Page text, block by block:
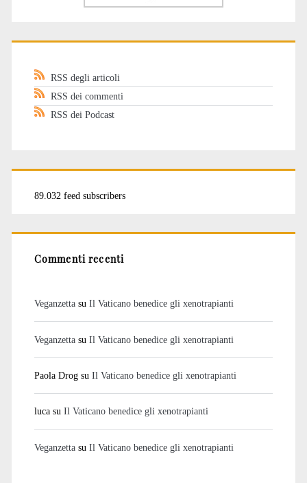
RSS degli articoli
RSS dei commenti
RSS dei Podcast
89.032 feed subscribers
Commenti recenti
Veganzettasu Il Vaticano benedice gli xenotrapianti
Veganzettasu Il Vaticano benedice gli xenotrapianti
Paola Drogsu Il Vaticano benedice gli xenotrapianti
lucasu Il Vaticano benedice gli xenotrapianti
Veganzettasu Il Vaticano benedice gli xenotrapianti